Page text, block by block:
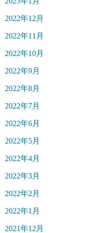
2022年12月
2022年11月
2022年10月
2022年9月
2022年8月
2022年7月
2022年6月
2022年5月
2022年4月
2022年3月
2022年2月
2022年1月
2021年12月